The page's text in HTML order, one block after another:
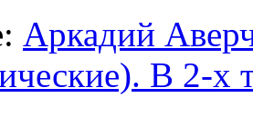
Аркадий
В 2-х